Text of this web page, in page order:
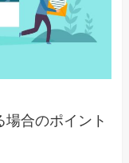
合のポイント